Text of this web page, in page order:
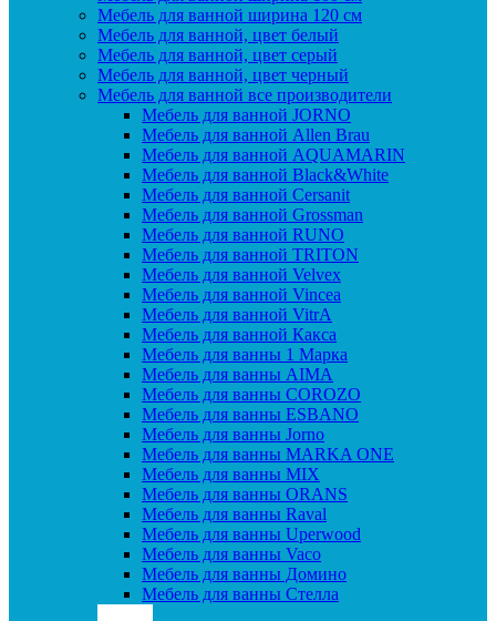
Мебель для ванной ширина 120 см
Мебель для ванной, цвет белый
Мебель для ванной, цвет серый
Мебель для ванной, цвет черный
Мебель для ванной все производители
Мебель для ванной JORNO
Мебель для ванной Allen Brau
Мебель для ванной AQUAMARIN
Мебель для ванной Black&White
Мебель для ванной Cersanit
Мебель для ванной Grossman
Мебель для ванной RUNO
Мебель для ванной TRITON
Мебель для ванной Velvex
Мебель для ванной Vincea
Мебель для ванной VitrA
Мебель для ванной Какса
Мебель для ванны 1 Марка
Мебель для ванны AIMA
Мебель для ванны COROZO
Мебель для ванны ESBANO
Мебель для ванны Jorno
Мебель для ванны MARKA ONE
Мебель для ванны MIX
Мебель для ванны ORANS
Мебель для ванны Raval
Мебель для ванны Uperwood
Мебель для ванны Vaco
Мебель для ванны Домино
Мебель для ванны Стелла